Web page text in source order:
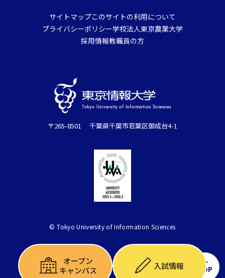
TOP
〒265-8501 千葉県千葉市若葉区御成台4-1
サイトマップこのサイトの利用について
プライバシーポリシー学校法人東京農業大学
採用情報教職員の方
© Tokyo University of Information Sciences
オープン
キャンパス
入試情報